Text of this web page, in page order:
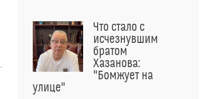
Что стало с
исчезнувшим
братом
Хазанова:
"Бомжует на
улице"